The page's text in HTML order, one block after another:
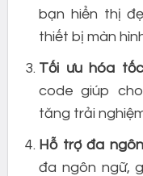
bạn hiển thị
thiết bị màn
Tối ưu hóa
code giúp
tăng trải
Hỗ trợ đa
đa ngôn ngữ,